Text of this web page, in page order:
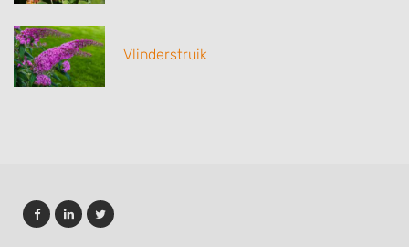
Vlinderstruik